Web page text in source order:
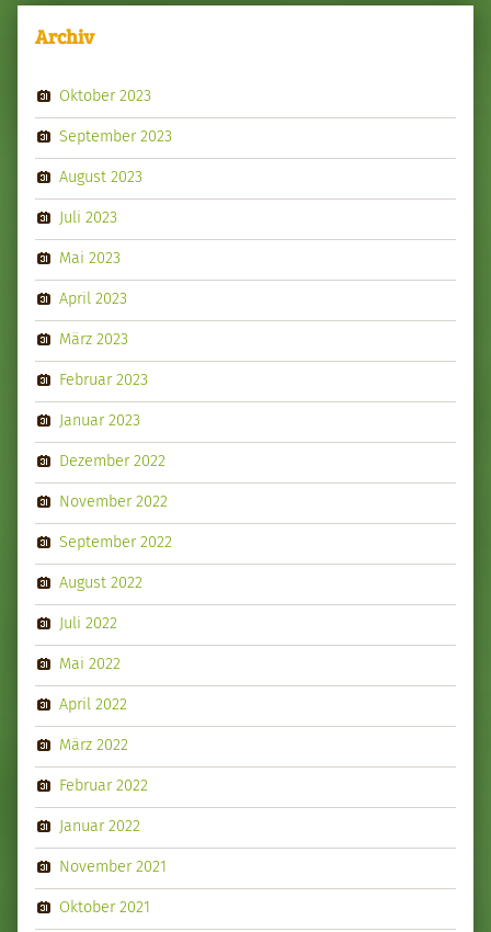
Archiv
Oktober 2023
September 2023
August 2023
Juli 2023
Mai 2023
April 2023
März 2023
Februar 2023
Januar 2023
Dezember 2022
November 2022
September 2022
August 2022
Juli 2022
Mai 2022
April 2022
März 2022
Februar 2022
Januar 2022
November 2021
Oktober 2021